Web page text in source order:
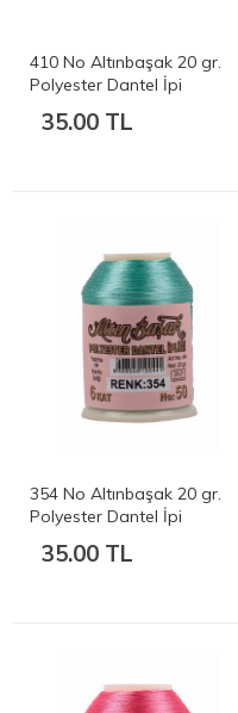
410 No Altınbaşak 20 gr.
Polyester Dantel İpi
35.00 TL
354 No Altınbaşak 20 gr.
Polyester Dantel İpi
35.00 TL